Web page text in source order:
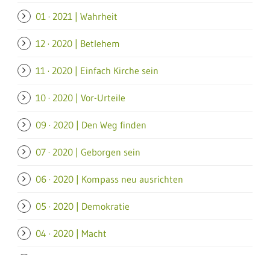
01 · 2021 | Wahrheit
12 · 2020 | Betlehem
11 · 2020 | Einfach Kirche sein
10 · 2020 | Vor-Urteile
09 · 2020 | Den Weg finden
07 · 2020 | Geborgen sein
06 · 2020 | Kompass neu ausrichten
05 · 2020 | Demokratie
04 · 2020 | Macht